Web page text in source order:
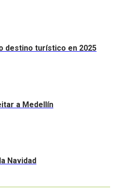
destino turístico en 2025
a Medellín
Navidad